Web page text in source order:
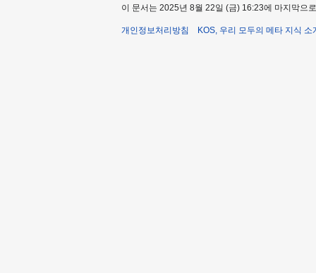
이 문서는 2025년 8월 22일 (금) 16:23에 마지막으
개인정보처리방침 KOS, 우리 모두의 메타 지식 소